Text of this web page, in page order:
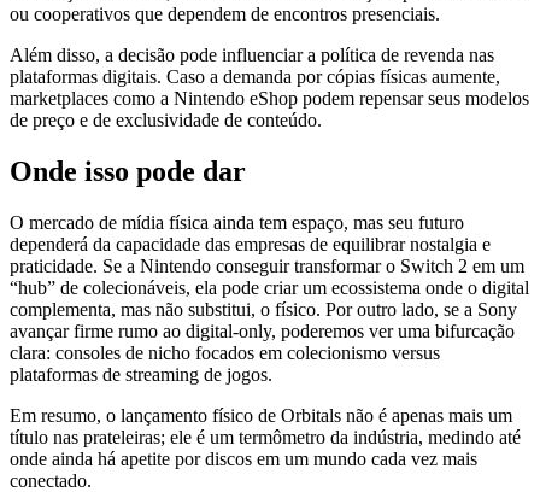
ou cooperativos que dependem de encontros presenciais.
Além disso, a decisão pode influenciar a política de revenda nas
plataformas digitais. Caso a demanda por cópias físicas aumente,
marketplaces como a Nintendo eShop podem repensar seus modelos
de preço e de exclusividade de conteúdo.
Onde isso pode dar
O mercado de mídia física ainda tem espaço, mas seu futuro
dependerá da capacidade das empresas de equilibrar nostalgia e
praticidade. Se a Nintendo conseguir transformar o Switch 2 em um
“hub” de colecionáveis, ela pode criar um ecossistema onde o digital
complementa, mas não substitui, o físico. Por outro lado, se a Sony
avançar firme rumo ao digital‑only, poderemos ver uma bifurcação
clara: consoles de nicho focados em colecionismo versus
plataformas de streaming de jogos.
Em resumo, o lançamento físico de Orbitals não é apenas mais um
título nas prateleiras; ele é um termômetro da indústria, medindo até
onde ainda há apetite por discos em um mundo cada vez mais
conectado.